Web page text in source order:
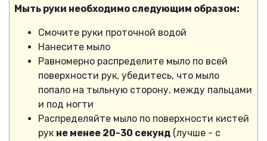
Мыть руки необходимо следующим образом:
Смочите руки проточной водой
Нанесите мыло
Равномерно распределите мыло по всей
поверхности рук, убедитесь, что мыло
попало на тыльную сторону, между пальцами
и под ногти
Распределяйте мыло по поверхности кистей
рук не менее 20-30 секунд (лучше - с